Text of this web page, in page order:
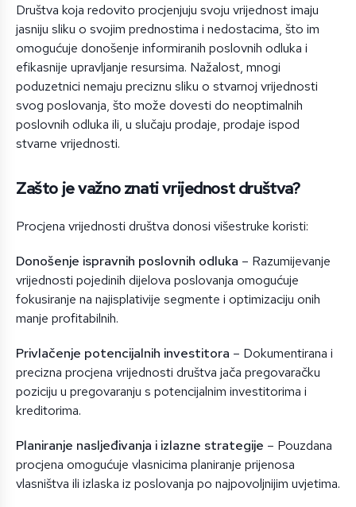
Društva koja redovito procjenjuju svoju vrijednost imaju
jasniju sliku o svojim prednostima i nedostacima, što im
omogućuje donošenje informiranih poslovnih odluka i
efikasnije upravljanje resursima. Nažalost, mnogi
poduzetnici nemaju preciznu sliku o stvarnoj vrijednosti
svog poslovanja, što može dovesti do neoptimalnih
poslovnih odluka ili, u slučaju prodaje, prodaje ispod
stvarne vrijednosti.
Zašto je važno znati vrijednost društva?
Procjena vrijednosti društva donosi višestruke koristi:
Donošenje ispravnih poslovnih odluka – Razumijevanje
vrijednosti pojedinih dijelova poslovanja omogućuje
fokusiranje na najisplativije segmente i optimizaciju onih
manje profitabilnih.
Privlačenje potencijalnih investitora – Dokumentirana i
precizna procjena vrijednosti društva jača pregovaračku
poziciju u pregovaranju s potencijalnim investitorima i
kreditorima.
Planiranje nasljeđivanja i izlazne strategije – Pouzdana
procjena omogućuje vlasnicima planiranje prijenosa
vlasništva ili izlaska iz poslovanja po najpovoljnijim uvjetima.